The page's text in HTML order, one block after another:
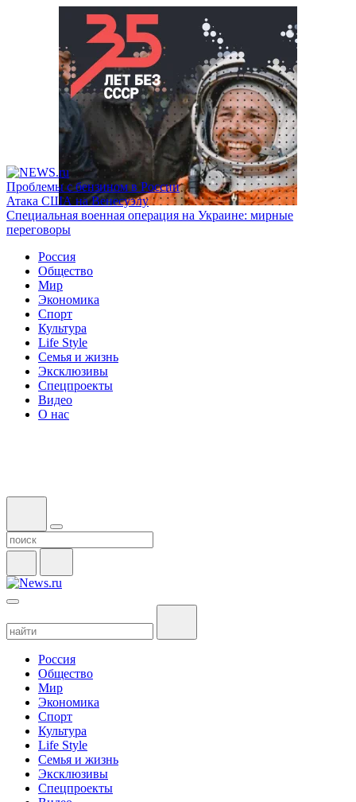
Проблемы с бензином в России
Атака США на Венесуэлу
Специальная военная операция на Украине: мирные
переговоры
Россия
Общество
Мир
Экономика
Спорт
Культура
Life Style
Семья и жизнь
Эксклюзивы
Спецпроекты
Видео
О нас
Россия
Общество
Мир
Экономика
Спорт
Культура
Life Style
Семья и жизнь
Эксклюзивы
Спецпроекты